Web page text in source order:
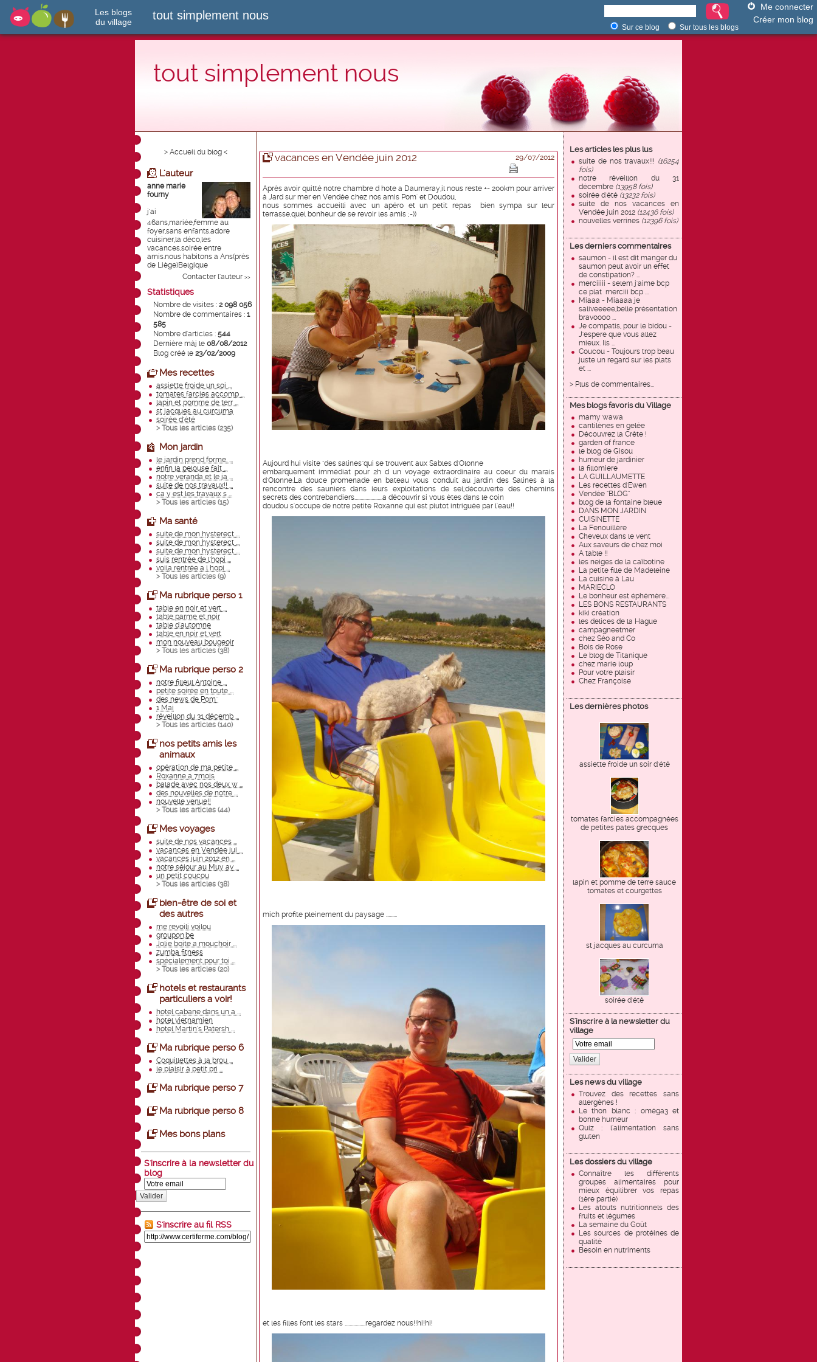
Les blogs
du village
tout simplement nous
Me connecter
Créer mon blog
Sur ce blog Sur tous les blogs
tout simplement nous
Les articles les plus lus
suite de nos travaux!!! (16254
fois)
notre réveillon du 31
décembre (13958 fois)
soirée d'été (13232 fois)
suite de nos vacances en
Vendée juin 2012 (12436 fois)
nouvelles verrines (12396 fois)
Les derniers commentaires
saumon - il est dit manger du
saumon peut avoir un effet
de constipation? ...
merciiiii - selem j'aime bcp
ce plat merciii bcp ...
Miaaa - Miaaaa je
saliveeeee,belle présentation
bravoooo ...
Je compatis, pour le bidou -
J'espere que vous allez
mieux. Ils ...
Coucou - Toujours trop beau
juste un regard sur les plats
et ...
> Plus de commentaires...
Mes blogs favoris du Village
mamy wawa
cantilènes en gelée
Découvrez la Crète !
garden of france
le blog de Gisou
humeur de jardinier
la fillomiere
LA GUILLAUMETTE
Les recettes d'Ewen
Vendée "BLOG"
blog de la fontaine bleue
DANS MON JARDIN
CUISINETTE
La Fenouillère
Cheveux dans le vent
Aux saveurs de chez moi
A table !!
les neiges de la caîbotine
La petite fille de Madeleine
La cuisine à Lau
MARIECLO
Le bonheur est éphémère...
LES BONS RESTAURANTS
kiki création
les delices de la Hague
campagneetmer
chez Séo and Co
Bois de Rose
Le blog de Titanique
chez marie loup
Pour votre plaisir
Chez Françoise
Les dernières photos
assiette froide un soir d'été
tomates farcies accompagnées
de petites pates grecques
lapin et pomme de terre sauce
tomates et courgettes
st jacques au curcuma
soirée d'été
S'inscrire à la newsletter du
village
Valider
Les news du village
Trouvez des recettes sans
allergènes !
Le thon blanc : oméga3 et
bonne humeur
Quiz : l'alimentation sans
gluten
Les dossiers du village
Connaître les différents
groupes alimentaires pour
mieux équilibrer vos repas
(1ère partie)
Les atouts nutritionnels des
fruits et légumes
La semaine du Goût
Les sources de protéines de
qualité
Besoin en nutriments
> Accueil du blog <
L'auteur
anne marie
fourny
j'ai
46ans,mariée,femme au
foyer,sans enfants.adore
cuisiner,la déco,les
vacances,soirée entre
amis.nous habitons a Ans(près
de Liège)Belgique
Contacter l'auteur >>
Statistiques
Nombre de visites : 2 098 056
Nombre de commentaires : 1
585
Nombre d'articles : 544
Dernière màj le 08/08/2012
Blog créé le 23/02/2009
Mes recettes
assiette froide un soi ...
tomates farcies accomp ...
lapin et pomme de terr ...
st jacques au curcuma
soirée d'été
> Tous les articles (235)
Mon jardin
le jardin prend forme. ...
enfin la pelouse fait ...
notre veranda et le ja ...
suite de nos travaux!! ...
ca y est les travaux s ...
> Tous les articles (15)
Ma santé
suite de mon hysterect ...
suite de mon hysterect ...
suite de mon hysterect ...
suis rentrée de l'hopi ...
voila rentrée a l hopi ...
> Tous les articles (9)
Ma rubrique perso 1
table en noir et vert ...
table parme et noir
table d'automne
table en noir et vert
mon nouveau bougeoir
> Tous les articles (38)
Ma rubrique perso 2
notre filleul Antoine ...
petite soirée en toute ...
des news de Pom''
1 Mai
réveillon du 31 décemb ...
> Tous les articles (140)
nos petits amis les
animaux
opération de ma petite ...
Roxanne a 7mois
balade avec nos deux w ...
des nouvelles de notre ...
nouvelle venue!!
> Tous les articles (44)
Mes voyages
suite de nos vacances ...
vacances en Vendée jui ...
vacances juin 2012 en ...
notre séjour au Muy av ...
un petit coucou
> Tous les articles (38)
bien-être de soi et
des autres
me revoili voilou
groupon.be
Jolie boite a mouchoir ...
zumba fitness
spécialement pour toi ...
> Tous les articles (20)
hotels et restaurants
particuliers a voir!
hotel cabane dans un a ...
hotel vietnamien
hotel Martin's Patersh ...
Ma rubrique perso 6
Coquillettes à la brou ...
le plaisir à petit pri ...
Ma rubrique perso 7
Ma rubrique perso 8
Mes bons plans
S'inscrire à la newsletter du
blog
Valider
S'inscrire au fil RSS
vacances en Vendée juin 2012 29/07/2012
Après avoir quitté notre chambre d hote a Daumeray,il nous reste +- 200km pour arriver
à Jard sur mer en Vendée chez nos amis Pom' et Doudou,
nous sommes accueilli avec un apéro et un petit repas bien sympa sur leur
terrasse,quel bonheur de se revoir les amis ;-))
Aujourd hui visite "des salines"qui se trouvent aux Sables d'Olonne
embarquement immédiat pour 2h d un voyage extraordinaire au coeur du marais
d'Olonne.La douce promenade en bateau vous conduit au jardin des Salines à la
rencontre des sauniers dans leurs exploitations de sel;découverte des chemins
secrets des contrebandiers.......................a découvrir si vous ètes dans le coin
doudou s'occupe de notre petite Roxanne qui est plutot intriguée par l'eau!!
mich profite pleinement du paysage .........
et les filles font les stars .................regardez nous!!hi!hi!